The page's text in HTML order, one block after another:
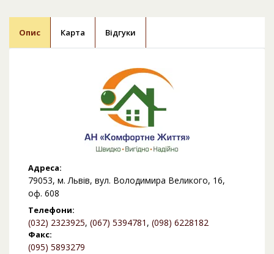
Опис Карта Відгуки
Адреса:
79053, м. Львів, вул. Володимира Великого, 16,
оф. 608
Телефони:
(032) 2323925, (067) 5394781 , (098) 6228182
Факс:
(095) 5893279